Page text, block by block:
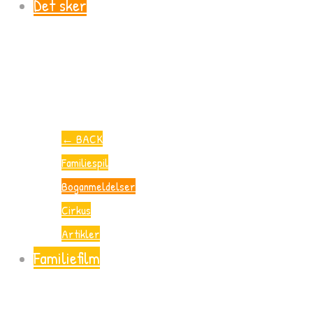
Det sker
← BACK
Familiespil
Boganmeldelser
Cirkus
Artikler
Familiefilm